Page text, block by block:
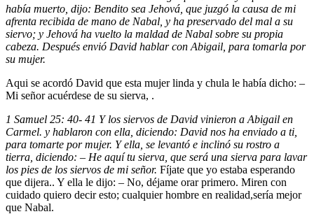
había muerto, dijo: Bendito sea Jehová, que juzgó la causa de mi
afrenta recibida de mano de Nabal, y ha preservado del mal a su
siervo; y Jehová ha vuelto la maldad de Nabal sobre su propia
cabeza. Después envió David hablar con Abigail, para tomarla por
su mujer.
Aqui se acordó David que esta mujer linda y chula le había dicho: –
Mi señor acuérdese de su sierva, .
1 Samuel 25: 40- 41 Y los siervos de David vinieron a Abigail en
Carmel. y hablaron con ella, diciendo: David nos ha enviado a ti,
para tomarte por mujer. Y ella, se levantó e inclinó su rostro a
tierra, diciendo: – He aquí tu sierva, que será una sierva para lavar
los pies de los siervos de mi señor. Fíjate que yo estaba esperando
que dijera.. Y ella le dijo: – No, déjame orar primero. Miren con
cuidado quiero decir esto; cualquier hombre en realidad,sería mejor
que Nabal.